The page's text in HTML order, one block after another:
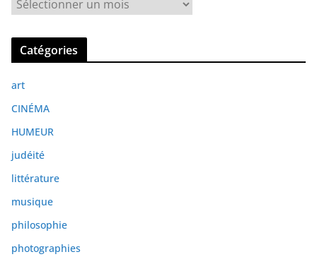
c
v
e
s
Catégories
art
CINÉMA
HUMEUR
judéité
littérature
musique
philosophie
photographies